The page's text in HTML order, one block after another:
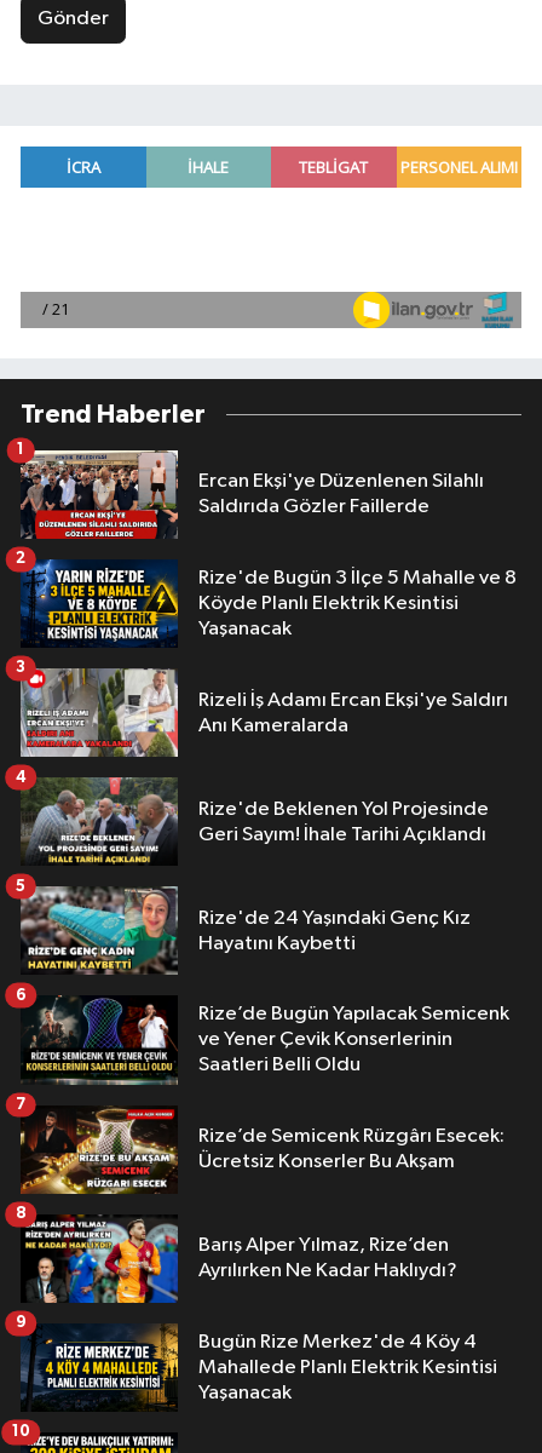
Gönder
Trend Haberler
Ercan Ekşi'ye Düzenlenen Silahlı
Saldırıda Gözler Faillerde
1
Rize'de Bugün 3 İlçe 5 Mahalle ve 8
Köyde Planlı Elektrik Kesintisi
Yaşanacak
2
Rizeli İş Adamı Ercan Ekşi'ye Saldırı
Anı Kameralarda
3
Rize'de Beklenen Yol Projesinde
Geri Sayım! İhale Tarihi Açıklandı
4
Rize'de 24 Yaşındaki Genç Kız
Hayatını Kaybetti
5
Rize’de Bugün Yapılacak Semicenk
ve Yener Çevik Konserlerinin
Saatleri Belli Oldu
6
Rize’de Semicenk Rüzgârı Esecek:
Ücretsiz Konserler Bu Akşam
7
Barış Alper Yılmaz, Rize’den
Ayrılırken Ne Kadar Haklıydı?
8
Bugün Rize Merkez'de 4 Köy 4
Mahallede Planlı Elektrik Kesintisi
Yaşanacak
9
10